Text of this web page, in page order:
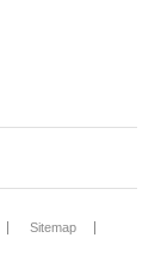
Sitemap